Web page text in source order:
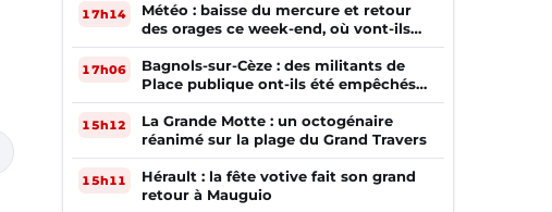
17h14
Météo : baisse du mercure et retour
des orages ce week-end, où vont-ils
frapper ?
17h06
Bagnols-sur-Cèze : des militants de
Place publique ont-ils été empêchés
de tracter par la mairie ?
15h12
La Grande Motte : un octogénaire
réanimé sur la plage du Grand Travers
15h11
Hérault : la fête votive fait son grand
retour à Mauguio